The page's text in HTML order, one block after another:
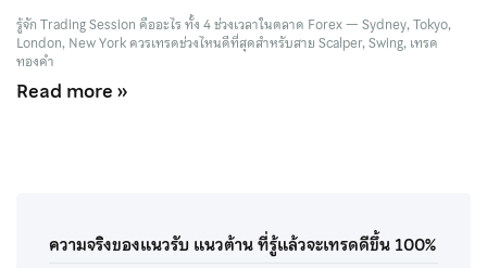
รู้จัก Trading Session คืออะไร ทั้ง 4 ช่วงเวลาในตลาด Forex — Sydney, Tokyo,
London, New York ควรเทรดช่วงไหนดีที่สุดสำหรับสาย Scalper, Swing, เทรด
ทองคำ
Read more »
ความจริงของแนวรับ แนวต้าน ที่รู้แล้วจะเทรดดีขึ้น 100%